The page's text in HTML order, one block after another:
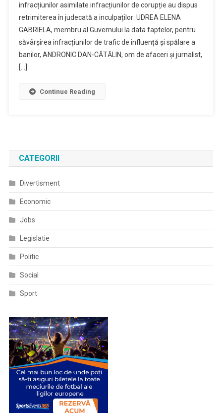
infracțiunilor asimilate infracțiunilor de corupție au dispus
retrimiterea în judecată a inculpaților: UDREA ELENA
GABRIELA, membru al Guvernului la data faptelor, pentru
săvârșirea infracțiunilor de trafic de influență și spălare a
banilor, ANDRONIC DAN-CĂTĂLIN, om de afaceri și jurnalist,
[…]
Continue Reading
CATEGORII
Divertisment
Economic
Jobs
Legislatie
Politic
Social
Sport